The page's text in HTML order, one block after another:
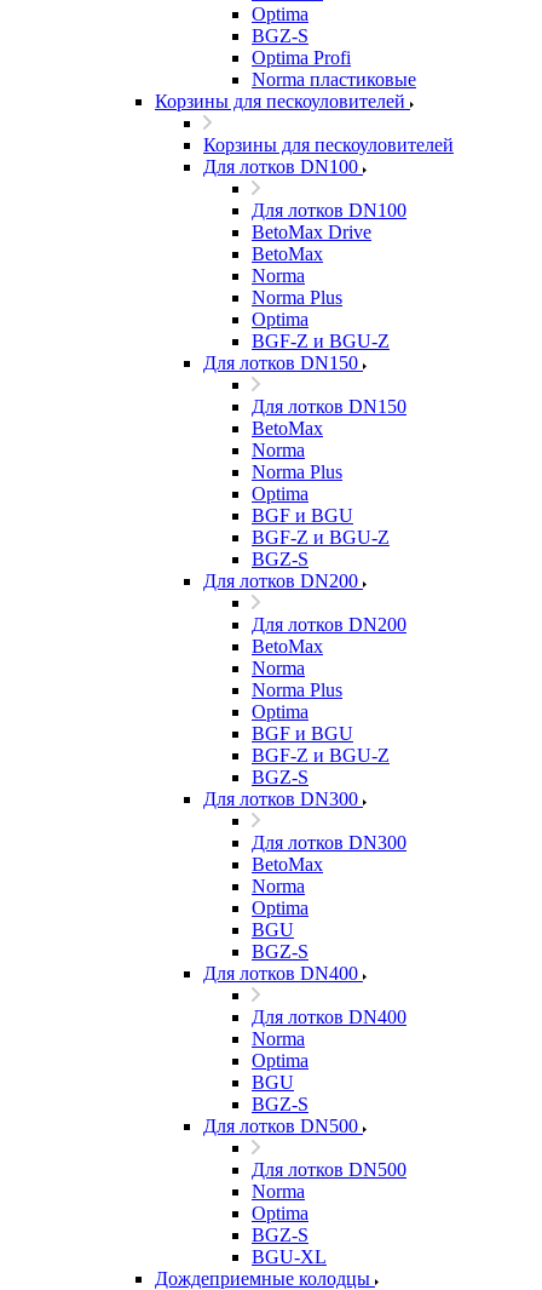
Optima
BGZ-S
Optima Profi
Norma пластиковые
Корзины для пескоуловителей
Корзины для пескоуловителей
Для лотков DN100
Для лотков DN100
BetoMax Drive
BetoMax
Norma
Norma Plus
Optima
BGF-Z и BGU-Z
Для лотков DN150
Для лотков DN150
BetoMax
Norma
Norma Plus
Optima
BGF и BGU
BGF-Z и BGU-Z
BGZ-S
Для лотков DN200
Для лотков DN200
BetoMax
Norma
Norma Plus
Optima
BGF и BGU
BGF-Z и BGU-Z
BGZ-S
Для лотков DN300
Для лотков DN300
BetoMax
Norma
Optima
BGU
BGZ-S
Для лотков DN400
Для лотков DN400
Norma
Optima
BGU
BGZ-S
Для лотков DN500
Для лотков DN500
Norma
Optima
BGZ-S
BGU-XL
Дождеприемные колодцы